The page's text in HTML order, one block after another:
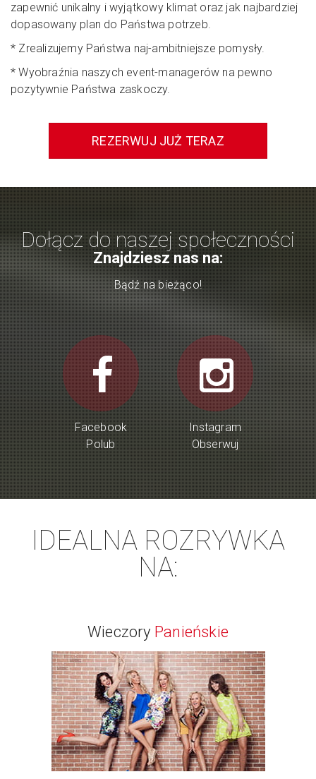
zapewnić unikalny i wyjątkowy klimat oraz jak najbardziej
dopasowany plan do Państwa potrzeb.
* Zrealizujemy Państwa naj-ambitniejsze pomysły.
* Wyobraźnia naszych event-managerów na pewno
pozytywnie Państwa zaskoczy.
REZERWUJ JUŻ TERAZ
Dołącz do naszej społeczności
Znajdziesz nas na:
Bądź na bieżąco!
Facebook
Polub
Instagram
Obserwuj
IDEALNA ROZRYWKA
NA:
Wieczory Panieńskie